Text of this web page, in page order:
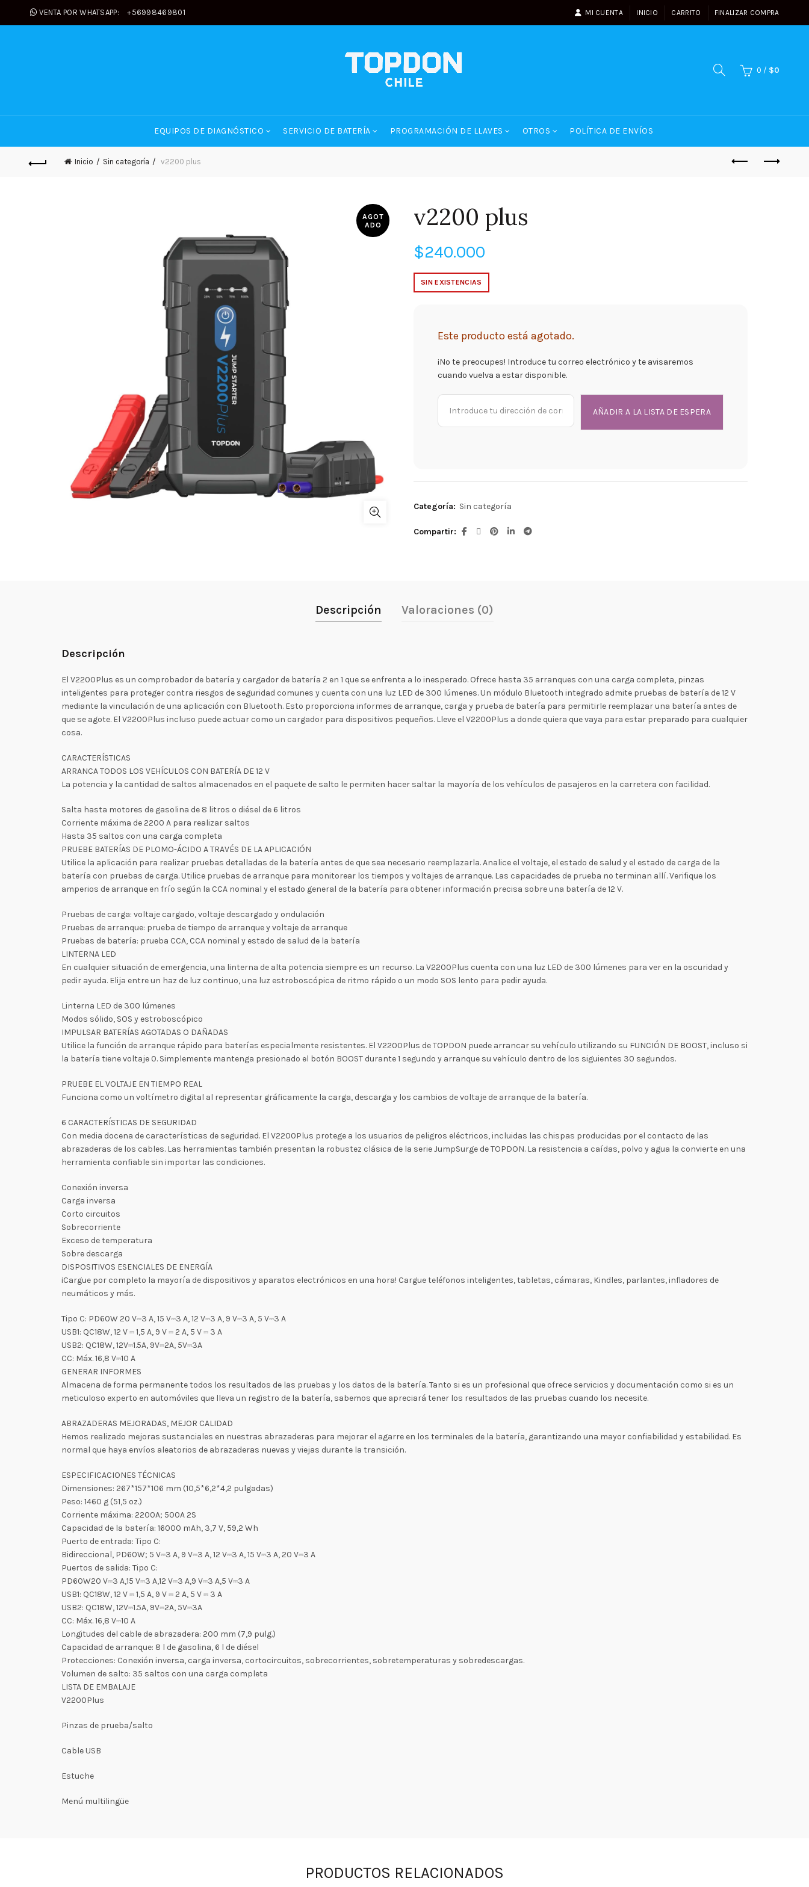
VENTA POR WHATSAPP: +56998469801 MI CUENTA INICIO CARRITO FINALIZAR COMPRA
0 / $0
EQUIPOS DE DIAGNÓSTICO SERVICIO DE BATERÍA PROGRAMACIÓN DE LLAVES OTROS POLÍTICA DE ENVÍOS
Inicio Sin categoría v2200 plus
AGOT
ADO
v2200 plus
$240.000
SIN EXISTENCIAS
Este producto está agotado.
¡No te preocupes! Introduce tu correo electrónico y te avisaremos
cuando vuelva a estar disponible.
Categoría: Sin categoría
Compartir
Descripción Valoraciones (0)
Descripción
El V2200Plus es un comprobador de batería y cargador de batería 2 en 1 que se enfrenta a lo inesperado. Ofrece hasta 35 arranques con una carga completa, pinzas
inteligentes para proteger contra riesgos de seguridad comunes y cuenta con una luz LED de 300 lúmenes. Un módulo Bluetooth integrado admite pruebas de batería de 12 V
mediante la vinculación de una aplicación con Bluetooth. Esto proporciona informes de arranque, carga y prueba de batería para permitirle reemplazar una batería antes de
que se agote. El V2200Plus incluso puede actuar como un cargador para dispositivos pequeños. Lleve el V2200Plus a donde quiera que vaya para estar preparado para cualquier
cosa.
CARACTERÍSTICAS
ARRANCA TODOS LOS VEHÍCULOS CON BATERÍA DE 12 V
La potencia y la cantidad de saltos almacenados en el paquete de salto le permiten hacer saltar la mayoría de los vehículos de pasajeros en la carretera con facilidad.
Salta hasta motores de gasolina de 8 litros o diésel de 6 litros
Corriente máxima de 2200 A para realizar saltos
Hasta 35 saltos con una carga completa
PRUEBE BATERÍAS DE PLOMO-ÁCIDO A TRAVÉS DE LA APLICACIÓN
Utilice la aplicación para realizar pruebas detalladas de la batería antes de que sea necesario reemplazarla. Analice el voltaje, el estado de salud y el estado de carga de la
batería con pruebas de carga. Utilice pruebas de arranque para monitorear los tiempos y voltajes de arranque. Las capacidades de prueba no terminan allí. Verifique los
amperios de arranque en frío según la CCA nominal y el estado general de la batería para obtener información precisa sobre una batería de 12 V.
Pruebas de carga: voltaje cargado, voltaje descargado y ondulación
Pruebas de arranque: prueba de tiempo de arranque y voltaje de arranque
Pruebas de batería: prueba CCA, CCA nominal y estado de salud de la batería
LINTERNA LED
En cualquier situación de emergencia, una linterna de alta potencia siempre es un recurso. La V2200Plus cuenta con una luz LED de 300 lúmenes para ver en la oscuridad y
pedir ayuda. Elija entre un haz de luz continuo, una luz estroboscópica de ritmo rápido o un modo SOS lento para pedir ayuda.
Linterna LED de 300 lúmenes
Modos sólido, SOS y estroboscópico
IMPULSAR BATERÍAS AGOTADAS O DAÑADAS
Utilice la función de arranque rápido para baterías especialmente resistentes. El V2200Plus de TOPDON puede arrancar su vehículo utilizando su FUNCIÓN DE BOOST, incluso si
la batería tiene voltaje 0. Simplemente mantenga presionado el botón BOOST durante 1 segundo y arranque su vehículo dentro de los siguientes 30 segundos.
PRUEBE EL VOLTAJE EN TIEMPO REAL
Funciona como un voltímetro digital al representar gráficamente la carga, descarga y los cambios de voltaje de arranque de la batería.
6 CARACTERÍSTICAS DE SEGURIDAD
Con media docena de características de seguridad. El V2200Plus protege a los usuarios de peligros eléctricos, incluidas las chispas producidas por el contacto de las
abrazaderas de los cables. Las herramientas también presentan la robustez clásica de la serie JumpSurge de TOPDON. La resistencia a caídas, polvo y agua la convierte en una
herramienta confiable sin importar las condiciones.
Conexión inversa
Carga inversa
Corto circuitos
Sobrecorriente
Exceso de temperatura
Sobre descarga
DISPOSITIVOS ESENCIALES DE ENERGÍA
¡Cargue por completo la mayoría de dispositivos y aparatos electrónicos en una hora! Cargue teléfonos inteligentes, tabletas, cámaras, Kindles, parlantes, infladores de
neumáticos y más.
Tipo C: PD60W 20 V⎓3 A, 15 V⎓3 A, 12 V⎓3 A, 9 V⎓3 A, 5 V⎓3 A
USB1: QC18W, 12 V ⎓ 1,5 A, 9 V ⎓ 2 A, 5 V ⎓ 3 A
USB2: QC18W, 12V⎓1.5A, 9V⎓2A, 5V⎓3A
CC: Máx. 16,8 V⎓10 A
GENERAR INFORMES
Almacena de forma permanente todos los resultados de las pruebas y los datos de la batería. Tanto si es un profesional que ofrece servicios y documentación como si es un
meticuloso experto en automóviles que lleva un registro de la batería, sabemos que apreciará tener los resultados de las pruebas cuando los necesite.
ABRAZADERAS MEJORADAS, MEJOR CALIDAD
Hemos realizado mejoras sustanciales en nuestras abrazaderas para mejorar el agarre en los terminales de la batería, garantizando una mayor confiabilidad y estabilidad. Es
normal que haya envíos aleatorios de abrazaderas nuevas y viejas durante la transición.
ESPECIFICACIONES TÉCNICAS
Dimensiones: 267*157*106 mm (10,5*6,2*4,2 pulgadas)
Peso: 1460 g (51,5 oz.)
Corriente máxima: 2200A; 500A 2S
Capacidad de la batería: 16000 mAh, 3,7 V, 59,2 Wh
Puerto de entrada: Tipo C:
Bidireccional, PD60W; 5 V⎓3 A, 9 V⎓3 A, 12 V⎓3 A, 15 V⎓3 A, 20 V⎓3 A
Puertos de salida: Tipo C:
PD60W20 V⎓3 A,15 V⎓3 A,12 V⎓3 A,9 V⎓3 A,5 V⎓3 A
USB1: QC18W, 12 V ⎓ 1,5 A, 9 V ⎓ 2 A, 5 V ⎓ 3 A
USB2: QC18W, 12V⎓1.5A, 9V⎓2A, 5V⎓3A
CC: Máx. 16,8 V⎓10 A
Longitudes del cable de abrazadera: 200 mm (7,9 pulg.)
Capacidad de arranque: 8 l de gasolina, 6 l de diésel
Protecciones: Conexión inversa, carga inversa, cortocircuitos, sobrecorrientes, sobretemperaturas y sobredescargas.
Volumen de salto: 35 saltos con una carga completa
LISTA DE EMBALAJE
V2200Plus
Pinzas de prueba/salto
Cable USB
Estuche
Menú multilingüe
PRODUCTOS RELACIONADOS